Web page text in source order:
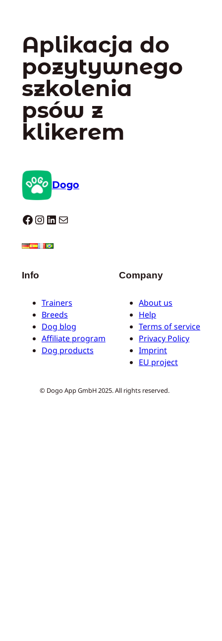
Aplikacja do
pozytywnego
szkolenia
psów z
klikerem
Dogo
Dogo facebook InstagramLinkedIn Mail
Info
Trainers
Breeds
Dog blog
Affiliate program
Dog products
Company
About us
Help
Terms of service
Privacy Policy
Imprint
EU project
© Dogo App GmbH 2025. All rights reserved.